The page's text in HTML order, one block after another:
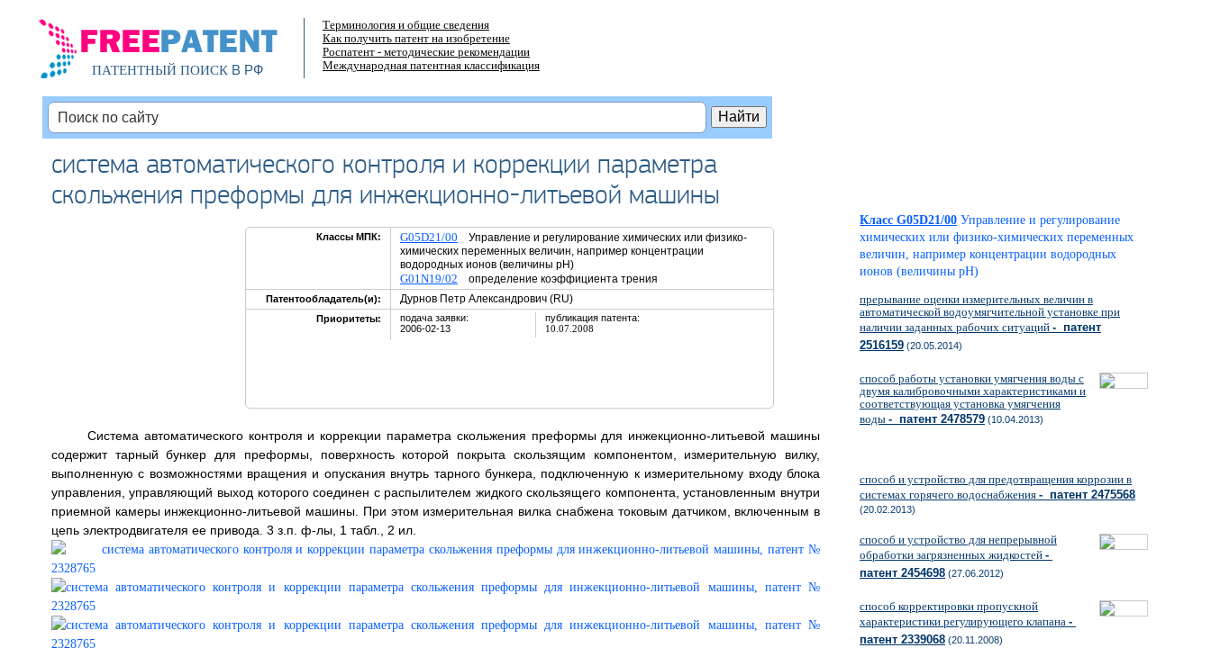
ПАТЕНТНЫЙ ПОИСКВ РФ
Терминология и общие сведения
Как получить патент на изобретение
Роспатент - методические рекомендации
Международная патентная классификация
система автоматического контроля и коррекции параметра
скольжения преформы для инжекционно-литьевой машины
Классы МПК: G05D21/00 Управление и регулирование химических или физико-
химических переменных величин, например концентрации
водородных ионов (величины pH)
G01N19/02 определение коэффициента трения
Патентообладатель(и): Дурнов Петр Александрович (RU)
Приоритеты:
подача заявки:
2006-02-13
публикация патента:
10.07.2008
Система автоматического контроля и коррекции параметра скольжения преформы для инжекционно-литьевой машины
содержит тарный бункер для преформы, поверхность которой покрыта скользящим компонентом, измерительную вилку,
выполненную с возможностями вращения и опускания внутрь тарного бункера, подключенную к измерительному входу блока
управления, управляющий выход которого соединен с распылителем жидкого скользящего компонента, установленным внутри
приемной камеры инжекционно-литьевой машины. При этом измерительная вилка снабжена токовым датчиком, включенным в
цепь электродвигателя ее привода. 3 з.п. ф-лы, 1 табл., 2 ил.
Класс G05D21/00 Управление и регулирование
химических или физико-химических переменных
величин, например концентрации водородных
ионов (величины pH)
прерывание оценки измерительных величин в
автоматической водоумягчительной установке при
наличии заданных рабочих ситуаций - патент
2516159 (20.05.2014)
способ работы установки умягчения воды с
двумя калибровочными характеристиками и
соответствующая установка умягчения
воды - патент 2478579 (10.04.2013)
способ и устройство для предотвращения коррозии в
системах горячего водоснабжения - патент 2475568
(20.02.2013)
способ и устройство для непрерывной
обработки загрязненных жидкостей -
патент 2454698 (27.06.2012)
способ корректировки пропускной
характеристики регулирующего клапана -
патент 2339068 (20.11.2008)